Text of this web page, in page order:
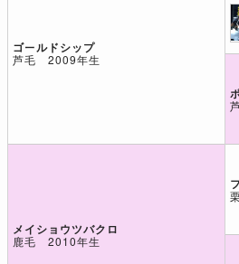
ゴールドシップ
芦毛 2009年生
メイショウツバクロ
鹿毛 2010年生